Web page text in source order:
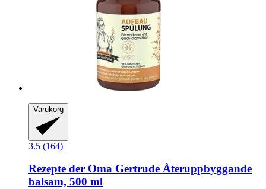
Varukorg
3.5 (164)
Rezepte der Oma Gertrude Återuppbyggande
balsam, 500 ml